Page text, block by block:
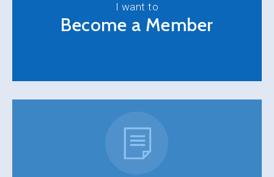
I want to
Become a Member